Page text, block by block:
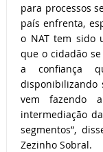
para processos
país enfrenta,
o NAT tem sido
que o cidadão
a confiança
disponibilizando
vem fazendo
intermediação
segmentos”,
Zezinho Sobral.